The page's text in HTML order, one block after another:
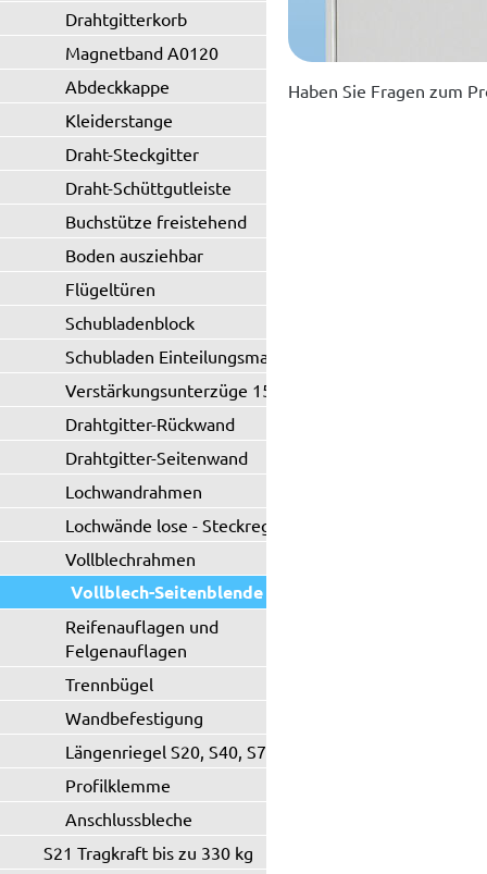
Drahtgitterkorb
Magnetband A0120
Abdeckkappe
Kleiderstange
Draht-Steckgitter
Draht-Schüttgutleiste
Buchstütze freistehend
Boden ausziehbar
Flügeltüren
Schubladenblock
Schubladen Einteilungsmaterial
Verstärkungsunterzüge 150 kg
Drahtgitter-Rückwand
Drahtgitter-Seitenwand
Lochwandrahmen
Lochwände lose - Steckregal
Vollblechrahmen
Vollblech-Seitenblende
Reifenauflagen und
Felgenauflagen
Trennbügel
Wandbefestigung
Längenriegel S20, S40, S71
Profilklemme
Anschlussbleche
S21 Tragkraft bis zu 330 kg
Haben Sie Fragen zum